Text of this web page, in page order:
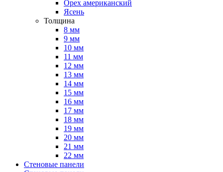
Орех американский
Ясень
Толщина
8 мм
9 мм
10 мм
11 мм
12 мм
13 мм
14 мм
15 мм
16 мм
17 мм
18 мм
19 мм
20 мм
21 мм
22 мм
Стеновые панели